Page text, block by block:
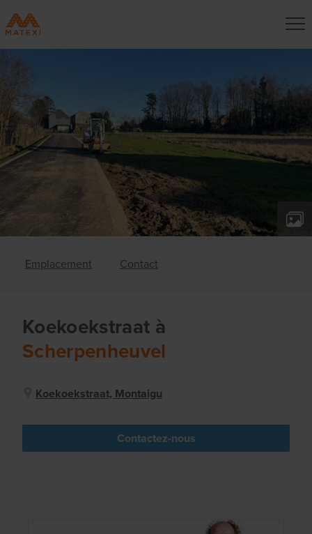
Emplacement Contact
Koekoekstraat à
Scherpenheuvel
Koekoekstraat, Montaigu
Contactez-nous